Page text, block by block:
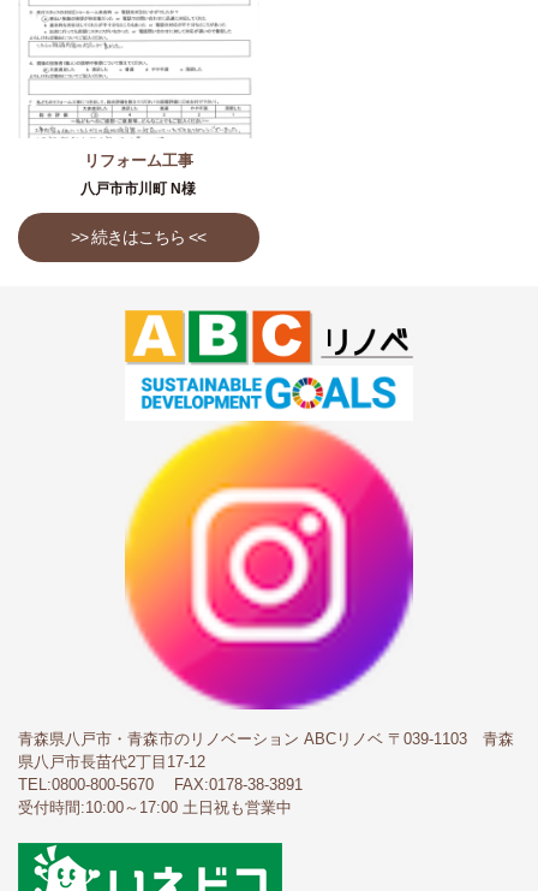
リフォーム工事
八戸市市川町 N様
>> 続きはこちら <<
青森県八戸市・青森市のリノベーション ABCリノベ 〒039-1103 青森
県八戸市長苗代2丁目17-12
TEL:0800-800-5670 FAX:0178-38-3891
受付時間:10:00～17:00 土日祝も営業中